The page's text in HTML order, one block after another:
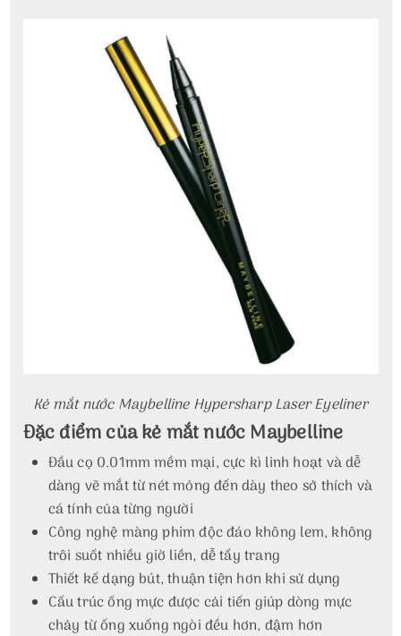
Kẻ mắt nước Maybelline Hypersharp Laser Eyeliner
Đặc điểm của kẻ mắt nước Maybelline
Đầu cọ 0.01mm mềm mại, cực kì linh hoạt và dễ
dàng vẽ mắt từ nét mỏng đến dày theo sở thích và
cá tính của từng người
Công nghệ màng phim độc đáo không lem, không
trôi suốt nhiều giờ liền, dễ tẩy trang
Thiết kế dạng bút, thuận tiện hơn khi sử dụng
Cấu trúc ống mực được cải tiến giúp dòng mực
chảy từ ống xuống ngòi đều hơn, đậm hơn